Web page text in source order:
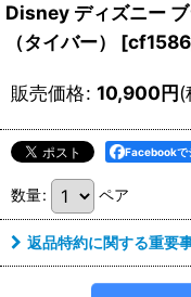
Disney ディズニー
（タイバー）
[cf1586
販売価格: 10,900円(
Facebookで
数量: ペア
返品特約に関する重要